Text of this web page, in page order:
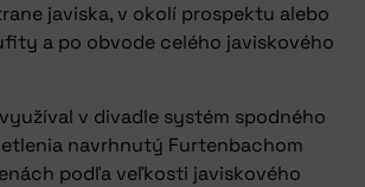
javiska, v okolí prospektu alebo
a po obvode celého javiskového
v divadle systém spodného
navrhnutý Furtenbachom
podľa veľkosti javiskového